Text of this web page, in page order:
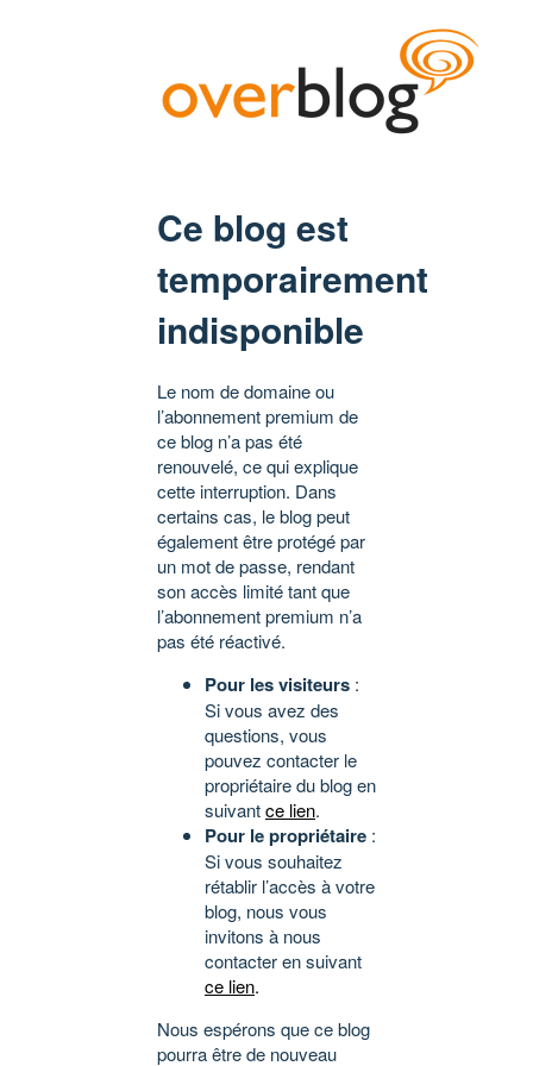
Ce blog est
temporairement
indisponible
Le nom de domaine ou
l’abonnement premium de
ce blog n’a pas été
renouvelé, ce qui explique
cette interruption. Dans
certains cas, le blog peut
également être protégé par
un mot de passe, rendant
son accès limité tant que
l’abonnement premium n’a
pas été réactivé.
Pour les visiteurs :
Si vous avez des
questions, vous
pouvez contacter le
propriétaire du blog en
suivantce lien.
Pour le propriétaire :
Si vous souhaitez
rétablir l’accès à votre
blog, nous vous
invitons à nous
contacter en suivant
ce lien.
Nous espérons que ce blog
pourra être de nouveau